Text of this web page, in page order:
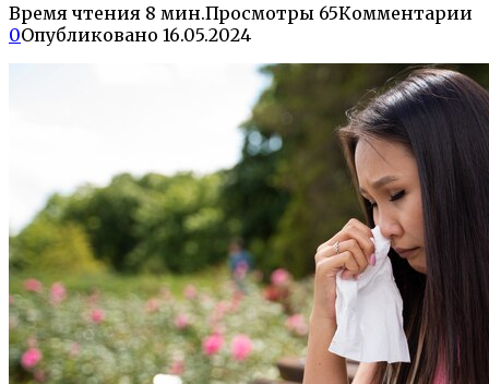
Время чтения 8 мин.Просмотры 65Комментарии
0Опубликовано 16.05.2024